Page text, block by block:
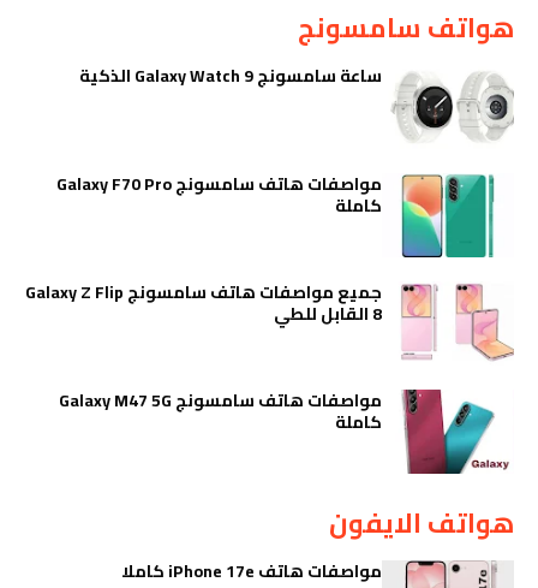
هواتف سامسونج
ساعة سامسونج Galaxy Watch 9 الذكية
مواصفات هاتف سامسونج Galaxy F70 Pro
كاملة
جميع مواصفات هاتف سامسونج Galaxy Z Flip
8 القابل للطي
مواصفات هاتف سامسونج Galaxy M47 5G
كاملة
هواتف الايفون
مواصفات هاتف iPhone 17e كاملا